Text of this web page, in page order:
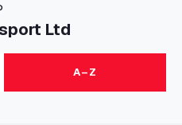
Ltd
5GA
Parking A–Z